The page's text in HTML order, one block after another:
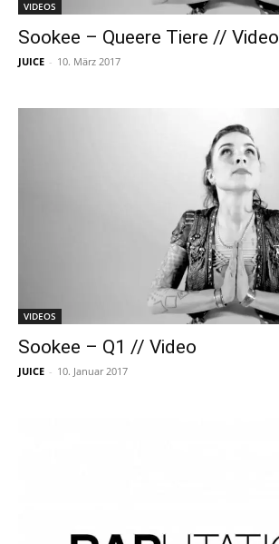
VIDEOS
Sookee – Queere Tiere // Video
JUICE - 10. März 2017
VIDEOS
Sookee – Q1 // Video
JUICE - 10. Januar 2017